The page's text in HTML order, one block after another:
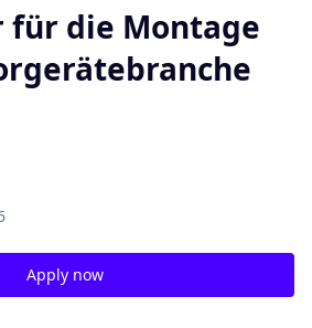
für die Montage
Apply now